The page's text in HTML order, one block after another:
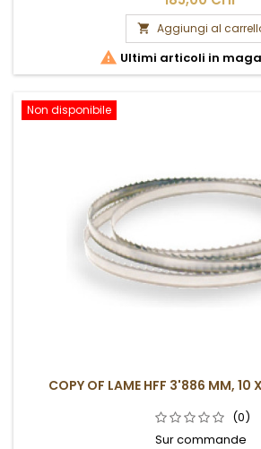
 Aggiungi al
 Ultimi articoli in
Non disponibile
COPY OF LAME HFF 3'886 MM, 10
(0)
Sur commande